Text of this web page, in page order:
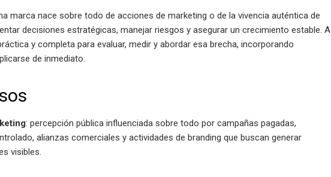
marca nace sobre todo de acciones de marketing o de la vivencia auténtica de
decisiones estratégicas, manejar riesgos y asegurar un crecimiento estable. A
y completa para evaluar, medir y abordar esa brecha, incorporando
de inmediato.
: percepción pública influenciada sobre todo por campañas pagadas,
alianzas comerciales y actividades de branding que buscan generar
visibles.